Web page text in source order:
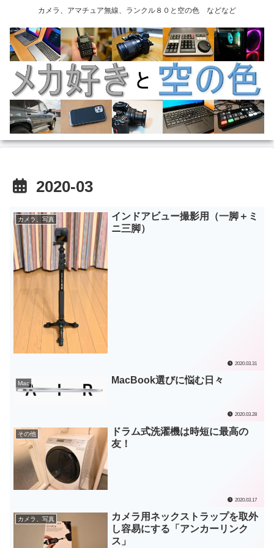
カメラ、アマチュア無線、ランクル８０と空の色 などなど
2020-03
カメラ、写真
インドアビュー撮影用（一脚＋ミ
ニ三脚）
2020.03.31
Mac MacBook選びに悩む日々
2020.03.28
その他
ドラム式洗濯機は時短に最高の
友！
2020.03.17
カメラ、写真
カメラ用ネックストラップを取外
し容易にする「アンカーリンク
ス」